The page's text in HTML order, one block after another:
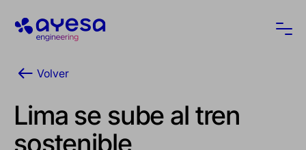
Ayesa
Volver
Lima se sube al tren
sostenible